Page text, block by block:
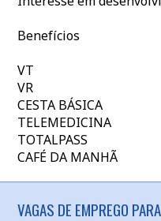
Benefícios
VT
VR
CESTA BÁSICA
TELEMEDICINA
TOTALPASS
CAFÉ DA MANHÃ
VAGAS DE EMPREGO